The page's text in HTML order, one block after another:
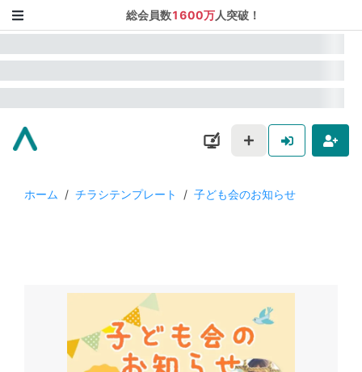
総会員数1600万人突破！
ホーム / チラシテンプレート / 子ども会のお知らせ